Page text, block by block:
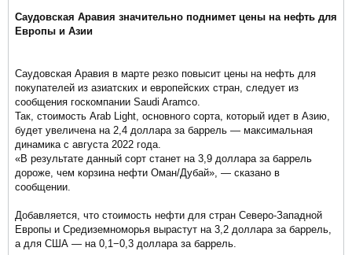
Саудовская Аравия значительно поднимет цены на нефть для
Европы и Азии
Саудовская Аравия в марте резко повысит цены на нефть для
покупателей из азиатских и европейских стран, следует из
сообщения госкомпании Saudi Aramco.
​Так, стоимость Arab Light, основного сорта, который идет в Азию,
будет увеличена на 2,4 доллара за баррель — максимальная
динамика с августа 2022 года.
«В результате данный сорт станет на 3,9 доллара за баррель
дороже, чем корзина нефти Оман/Дубай», — сказано в
сообщении.
Добавляется, что стоимость нефти для стран Северо-Западной
Европы и Средиземноморья вырастут на 3,2 доллара за баррель,
а для США — на 0,1−0,3 доллара за баррель.